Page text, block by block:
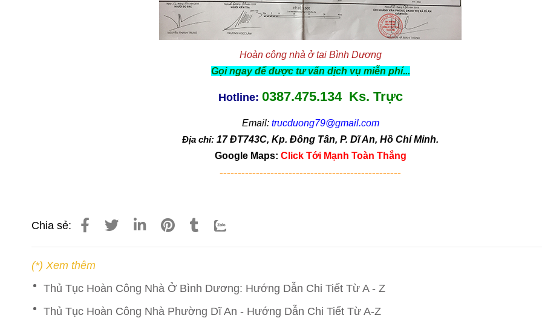
Hoàn công nhà ở tại Bình Dương
Gọi ngay để được tư vấn dịch vụ miễn phí...
Hotline: 0387.475.134 Ks. Trực
Email: trucduong79@gmail.com
Địa chỉ:17 ĐT743C, Kp. Đông Tân, P. Dĩ An, Hồ Chí Minh.
Google Maps: Click Tới Mạnh Toàn Thắng
--------------------------------------------------
Chia sẻ:
(*) Xem thêm
Thủ Tục Hoàn Công Nhà Ở Bình Dương: Hướng Dẫn Chi Tiết Từ A - Z
Thủ Tục Hoàn Công Nhà Phường Dĩ An - Hướng Dẫn Chi Tiết Từ A-Z